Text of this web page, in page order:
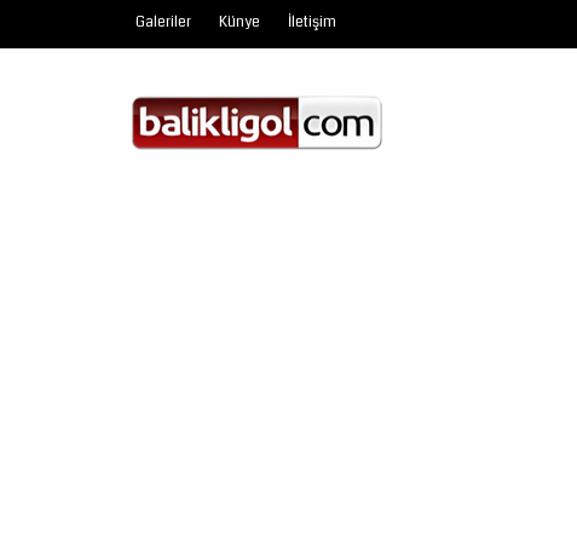
Galeriler Künye İletişim